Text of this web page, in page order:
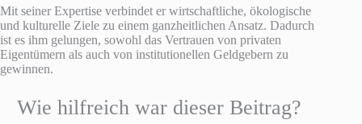
Mit seiner Expertise verbindet er wirtschaftliche, ökologische
und kulturelle Ziele zu einem ganzheitlichen Ansatz. Dadurch
ist es ihm gelungen, sowohl das Vertrauen von privaten
Eigentümern als auch von institutionellen Geldgebern zu
gewinnen.
Wie hilfreich war dieser Beitrag?